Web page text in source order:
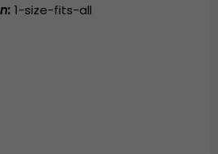
1-size-fits-all